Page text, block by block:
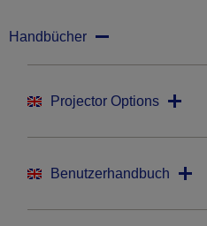
Handbücher
Projector Options
Benutzerhandbuch